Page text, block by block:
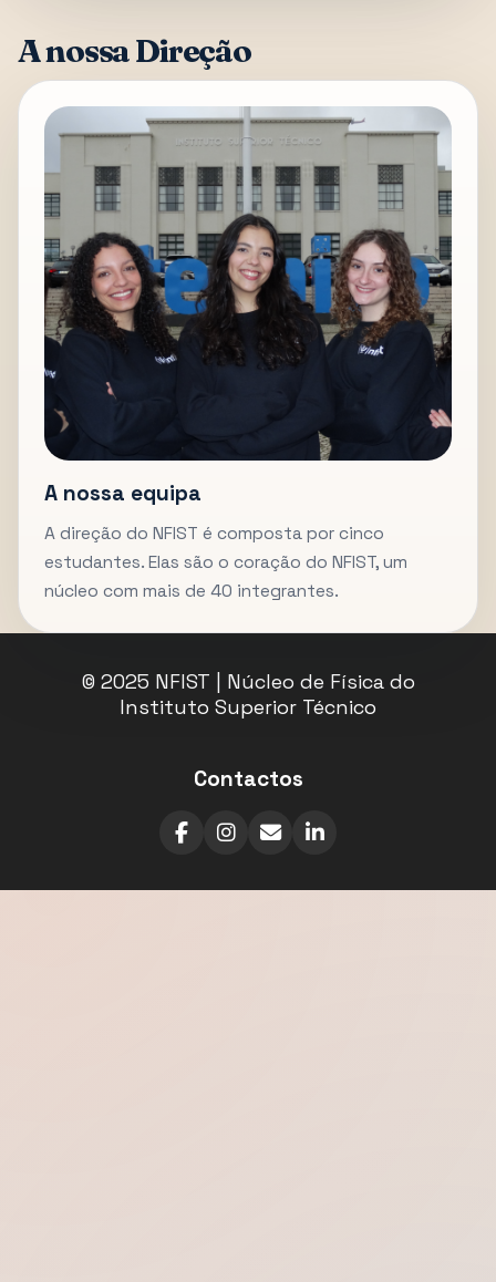
A nossa Direção
A nossa equipa
A direção do NFIST é composta por cinco
estudantes. Elas são o coração do NFIST, um
núcleo com mais de 40 integrantes.
© 2025 NFIST | Núcleo de Física do
Instituto Superior Técnico
Contactos